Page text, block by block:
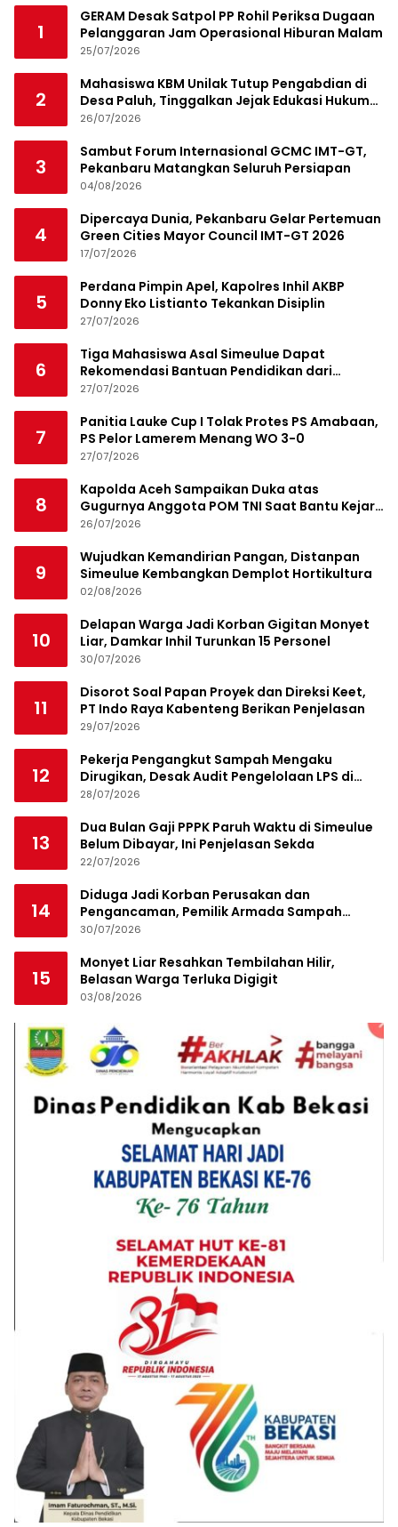
1
GERAM Desak Satpol PP Rohil Periksa Dugaan
Pelanggaran Jam Operasional Hiburan Malam
25/07/2026
2
Mahasiswa KBM Unilak Tutup Pengabdian di
Desa Paluh, Tinggalkan Jejak Edukasi Hukum
dan Aksi Sosial
26/07/2026
3
Sambut Forum Internasional GCMC IMT-GT,
Pekanbaru Matangkan Seluruh Persiapan
04/08/2026
4
Dipercaya Dunia, Pekanbaru Gelar Pertemuan
Green Cities Mayor Council IMT-GT 2026
17/07/2026
5
Perdana Pimpin Apel, Kapolres Inhil AKBP
Donny Eko Listianto Tekankan Disiplin
27/07/2026
6
Tiga Mahasiswa Asal Simeulue Dapat
Rekomendasi Bantuan Pendidikan dari
Jamaluddin Idham
27/07/2026
7
Panitia Lauke Cup I Tolak Protes PS Amabaan,
PS Pelor Lamerem Menang WO 3-0
27/07/2026
8
Kapolda Aceh Sampaikan Duka atas
Gugurnya Anggota POM TNI Saat Bantu Kejar
Bandar Narkoba
26/07/2026
9
Wujudkan Kemandirian Pangan, Distanpan
Simeulue Kembangkan Demplot Hortikultura
02/08/2026
10
Delapan Warga Jadi Korban Gigitan Monyet
Liar, Damkar Inhil Turunkan 15 Personel
30/07/2026
11
Disorot Soal Papan Proyek dan Direksi Keet,
PT Indo Raya Kabenteng Berikan Penjelasan
29/07/2026
12
Pekerja Pengangkut Sampah Mengaku
Dirugikan, Desak Audit Pengelolaan LPS di
Pekanbaru
28/07/2026
13
Dua Bulan Gaji PPPK Paruh Waktu di Simeulue
Belum Dibayar, Ini Penjelasan Sekda
22/07/2026
14
Diduga Jadi Korban Perusakan dan
Pengancaman, Pemilik Armada Sampah
Siapkan Laporan Polisi
30/07/2026
15
Monyet Liar Resahkan Tembilahan Hilir,
Belasan Warga Terluka Digigit
03/08/2026